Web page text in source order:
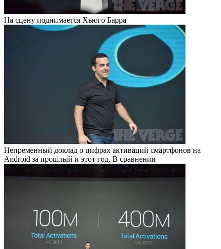
На сцену поднимается Хьюго Барра
Непременный доклад о цифрах активаций смартфонов на
Android за прошлый и этот год. В сравнении